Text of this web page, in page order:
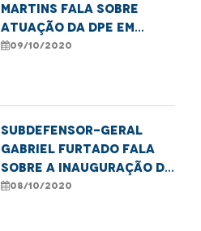
Martins fala sobre
atuação da DPE em
casos de violência
09/10/2020
Subdefensor-geral
Gabriel Furtado fala
sobre a inauguração de
novos núcleos da DPE
08/10/2020